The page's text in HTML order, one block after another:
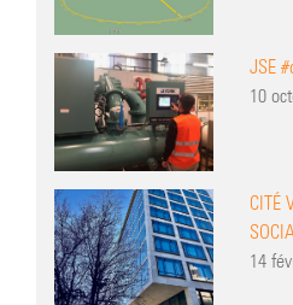
JSE
10
CITÉ
14